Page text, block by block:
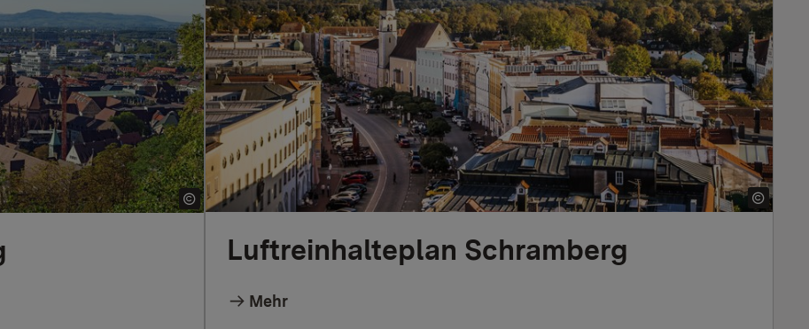
Luftreinhalteplan Schramberg
Mehr